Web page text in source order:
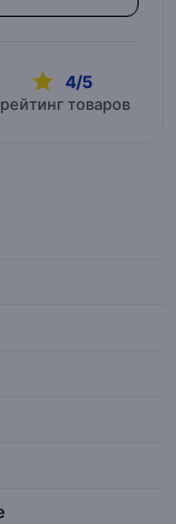
4/5
рейтинг товаров